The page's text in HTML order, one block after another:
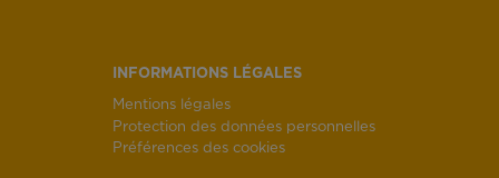
INFORMATIONS LÉGALES
Mentions légales
Protection des données personnelles
Préférences des cookies